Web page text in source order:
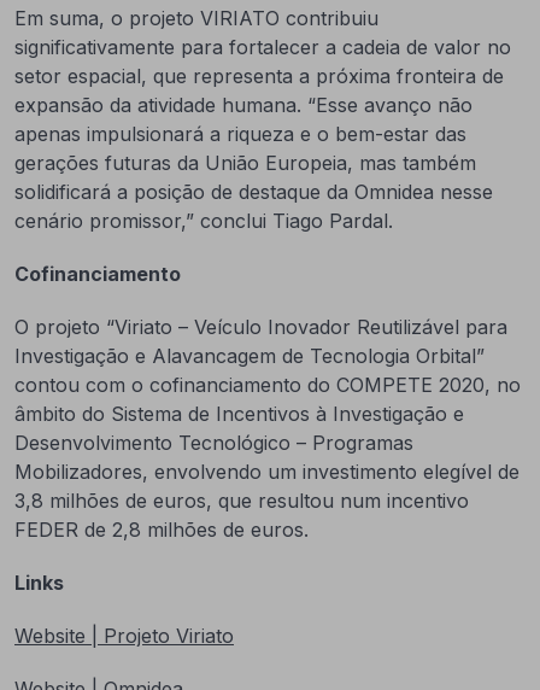
Em suma, o projeto VIRIATO contribuiu
significativamente para fortalecer a cadeia de valor no
setor espacial, que representa a próxima fronteira de
expansão da atividade humana. “Esse avanço não
apenas impulsionará a riqueza e o bem-estar das
gerações futuras da União Europeia, mas também
solidificará a posição de destaque da Omnidea nesse
cenário promissor,” conclui Tiago Pardal.
Cofinanciamento
O projeto “Viriato – Veículo Inovador Reutilizável para
Investigação e Alavancagem de Tecnologia Orbital”
contou com o cofinanciamento do COMPETE 2020, no
âmbito do Sistema de Incentivos à Investigação e
Desenvolvimento Tecnológico – Programas
Mobilizadores, envolvendo um investimento elegível de
3,8 milhões de euros, que resultou num incentivo
FEDER de 2,8 milhões de euros.
Links
Website | Projeto Viriato